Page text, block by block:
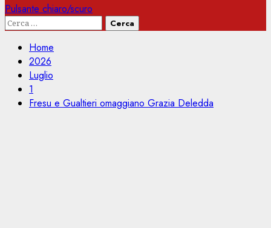
Pulsante chiaro/scuro
Ricerca
Home
2026
Luglio
1
Fresu e Gualtieri omaggiano Grazia Deledda